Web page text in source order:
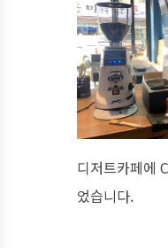
디저트카페에
었습니다.